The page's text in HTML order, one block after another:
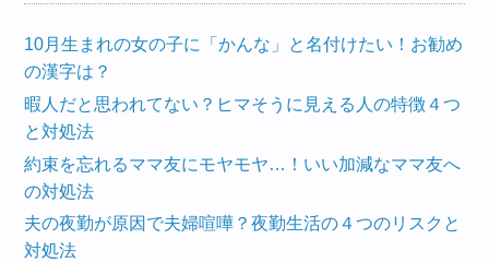
10月生まれの女の子に「かんな」と名付けたい！お勧め
の漢字は？
暇人だと思われてない？ヒマそうに見える人の特徴４つ
と対処法
約束を忘れるママ友にモヤモヤ…！いい加減なママ友へ
の対処法
夫の夜勤が原因で夫婦喧嘩？夜勤生活の４つのリスクと
対処法